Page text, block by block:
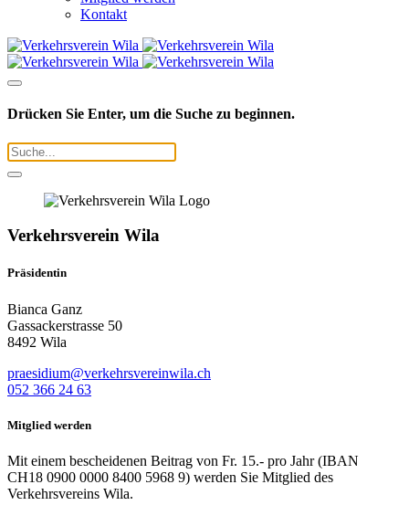
Kontakt
Drücken Sie Enter, um die Suche zu beginnen.
Verkehrsverein Wila
Präsidentin
Bianca Ganz
Gassackerstrasse 50
8492 Wila
praesidium@verkehrsvereinwila.ch
052 366 24 63
Mitglied werden
Mit einem bescheidenen Beitrag von Fr. 15.- pro Jahr (IBAN
CH18 0900 0000 8400 5968 9) werden Sie Mitglied des
Verkehrsvereins Wila.